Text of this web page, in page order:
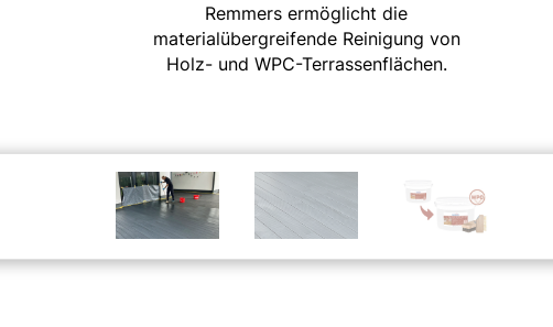
Remmers ermöglicht die
materialübergreifende Reinigung von
Holz- und WPC-Terrassenflächen.